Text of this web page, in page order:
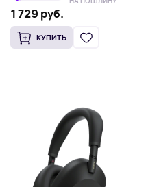
1 729 руб.
КУПИТЬ